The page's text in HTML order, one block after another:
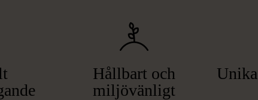
Hållbart och
miljövänligt